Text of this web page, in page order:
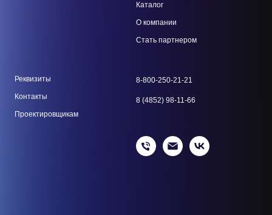
Каталог
О компании
Стать партнером
Реквизиты
Контакты
Проектировщикам
8-800-250-21-21
8 (4852) 98-11-66